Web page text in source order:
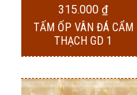
315.000 ₫
TẤM ỐP VÂN ĐÁ CẨM
THẠCH GD 1